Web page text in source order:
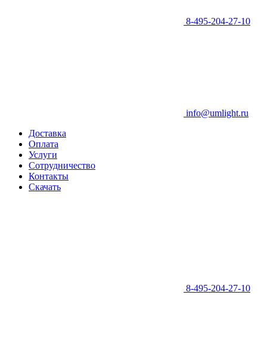
8-495-204-27-10
info@umlight.ru
Доставка
Оплата
Услуги
Сотрудничество
Контакты
Скачать
8-495-204-27-10